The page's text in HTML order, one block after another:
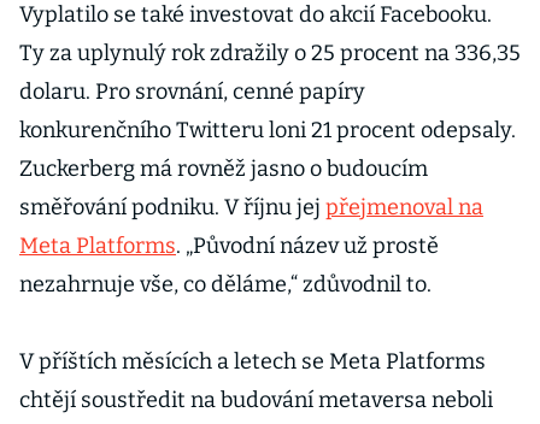
Vyplatilo se také investovat do akcií Facebooku.
Ty za uplynulý rok zdražily o 25 procent na 336,35
dolaru. Pro srovnání, cenné papíry
konkurenčního Twitteru loni 21 procent odepsaly.
Zuckerberg má rovněž jasno o budoucím
směřování podniku. V říjnu jej přejmenoval na
Meta Platforms. „Původní název už prostě
nezahrnuje vše, co děláme,“ zdůvodnil to.
V příštích měsících a letech se Meta Platforms
chtějí soustředit na budování metaversa neboli